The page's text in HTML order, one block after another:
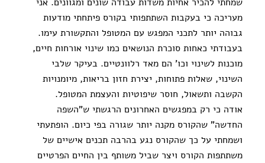
מעריכה כי בעקבות השתתפותי בקורס פיתחתי מודעות
גבוהה יותר לתכני המפגש עם המטופל והתקשורת עימו.
בעבודתי כאחות סוכרת הנושאים כמו שינוי אורחות חיים,
מוכנות לשינוי וכו' הם מאד רלוונטיים. בעיקר שלבי
השינוי, שאלות פתוחות, יצירת חזון בריאות, מיומנויות
הקשבה ותשאול, חוסר שיפוטיות והעצמת המטופל.
אודה כי רק במפגשים האחרונים הרגשתי ש"השפה
החדשה" שהקורס מקנה יותר שגורה בפי כיום. הופתעתי
ושמחתי על כך שהקורס נגע בהרבה תכנים אישיים של
משתתפות הקורס ויצר שביל משותף בין החיים הפרטיים